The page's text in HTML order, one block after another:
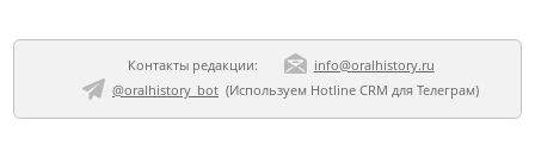
Контакты редакции:
info@oralhistory.ru
@oralhistory_bot(Используем Hotline CRM для Телеграм)